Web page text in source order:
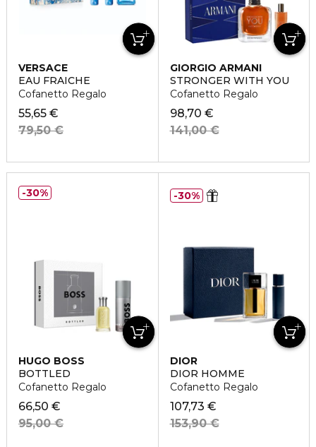
VERSACE
EAU FRAICHE
Cofanetto Regalo
55,65 €
79,50 €
GIORGIO ARMANI
STRONGER WITH YOU
Cofanetto Regalo
98,70 €
141,00 €
HUGO BOSS
BOTTLED
Cofanetto Regalo
66,50 €
95,00 €
30%
DIOR
DIOR HOMME
Cofanetto Regalo
107,73 €
153,90 €
30%